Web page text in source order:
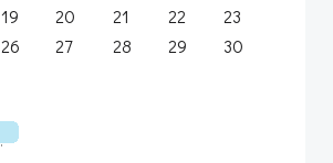
19 20 21 22
23
26 27 28 29
30